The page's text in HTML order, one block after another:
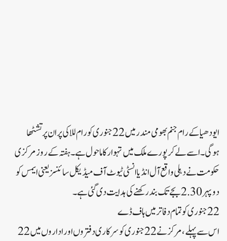
ایودھیا کے رام جنم بھومی مندر میں 22 جنوری کو رام للا کی پران پرتشٹھا
ہوگی۔ اسے لے کرپورے ملک میں تہوار کا ماحول ہے۔ ہفتہ کے روزمرکزی
حکومت نے دہلی واقع آل انڈیا انسٹی ٹیوٹ آف میڈیکل سائنسزیعنی ایمس کو
دوپہر2.30 بجے تک بند رکھنے کی ہدایت دی گئی ہے۔
22 جنوری کو تمام دفاترمیں ہاف ڈے
اس سے پہلے، مرکزنے 22 جنوری کو سرکاری دفتروں اوراداروں میں 22